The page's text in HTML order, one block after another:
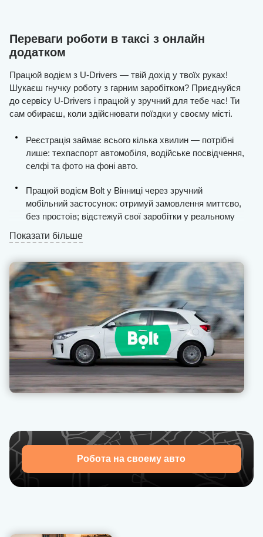
Переваги роботи в таксі з онлайн
додатком
Працюй водієм з U-Drivers — твій дохід у твоїх руках!
Шукаєш гнучку роботу з гарним заробітком? Приєднуйся
до сервісу U-Drivers і працюй у зручний для тебе час! Ти
сам обираєш, коли здійснювати поїздки у своєму місті.
Реєстрація займає всього кілька хвилин — потрібні
лише: техпаспорт автомобіля, водійське посвідчення,
селфі та фото на фоні авто.
Працюй водієм Bolt у Вінниці через зручний
мобільний застосунок: отримуй замовлення миттєво,
без простоїв; відстежуй свої заробітки у реальному
дорожніх умов.
Жодних пошуків пасажирів — система забезпечує
безперервний потік замовлень. Мінімальні комісії,
своєчасні виплати, бонуси та чайові без додаткових
зборів — усе для того, щоб ти заробляв більше.
Якщо виникнуть питання — служба підтримки завжди
на зв’язку. Ми допоможемо вирішити будь-яку
ситуацію швидко та професійно. Почни працювати з
U-Drivers уже сьогодні — твоя свобода, гнучкість і
стабільний дохід чекають на тебе!.
Показати більше
Робота на своему авто